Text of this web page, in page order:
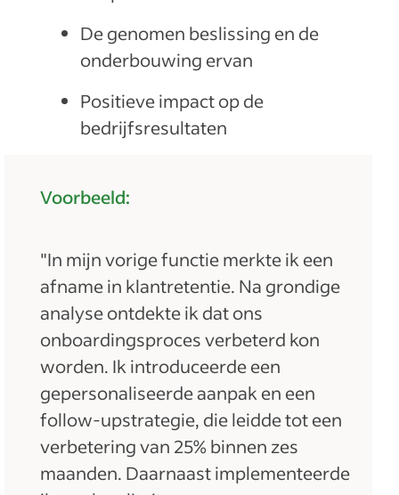
De genomen beslissing en de
onderbouwing ervan
Positieve impact op de
bedrijfsresultaten
Voorbeeld:
"In mijn vorige functie merkte ik een
afname in klantretentie. Na grondige
analyse ontdekte ik dat ons
onboardingsproces verbeterd kon
worden. Ik introduceerde een
gepersonaliseerde aanpak en een
follow-upstrategie, die leidde tot een
verbetering van 25% binnen zes
maanden. Daarnaast implementeerde